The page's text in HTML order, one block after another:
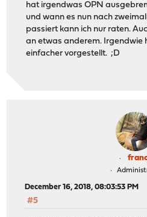
hat irgendwas OPN
und wann es nun nach
passiert kann ich nur raten.
an etwas anderem. Irgendwie
einfacher vorgestellt. ;D
December 16, 2018, 08:03:53 PM
#5